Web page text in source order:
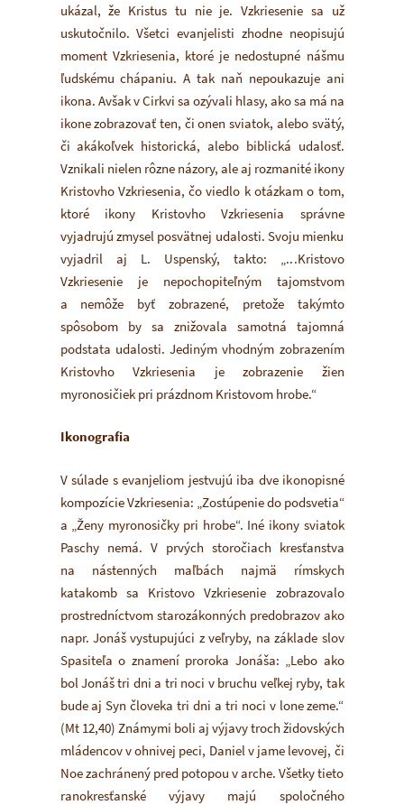
ukázal, že Kristus tu nie je. Vzkriesenie sa už
uskutočnilo. Všetci evanjelisti zhodne neopisujú
moment Vzkriesenia, ktoré je nedostupné nášmu
ľudskému chápaniu. A tak naň nepoukazuje ani
ikona. Avšak v Cirkvi sa ozývali hlasy, ako sa má na
ikone zobrazovať ten, či onen sviatok, alebo svätý,
či akákoľvek historická, alebo biblická udalosť.
Vznikali nielen rôzne názory, ale aj rozmanité ikony
Kristovho Vzkriesenia, čo viedlo k otázkam o tom,
ktoré ikony Kristovho Vzkriesenia správne
vyjadrujú zmysel posvätnej udalosti. Svoju mienku
vyjadril aj L. Uspenský, takto: „...Kristovo
Vzkriesenie je nepochopiteľným tajomstvom
a nemôže byť zobrazené, pretože takýmto
spôsobom by sa znižovala samotná tajomná
podstata udalosti. Jediným vhodným zobrazením
Kristovho Vzkriesenia je zobrazenie žien
myronosičiek pri prázdnom Kristovom hrobe.“
Ikonografia
V súlade s evanjeliom jestvujú iba dve ikonopisné
kompozície Vzkriesenia: „Zostúpenie do podsvetia“
a „Ženy myronosičky pri hrobe“. Iné ikony sviatok
Paschy nemá. V prvých storočiach kresťanstva
na nástenných maľbách najmä rímskych
katakomb sa Kristovo Vzkriesenie zobrazovalo
prostredníctvom starozákonných predobrazov ako
napr. Jonáš vystupujúci z veľryby, na základe slov
Spasiteľa o znamení proroka Jonáša: „Lebo ako
bol Jonáš tri dni a tri noci v bruchu veľkej ryby, tak
bude aj Syn človeka tri dni a tri noci v lone zeme.“
(Mt 12,40) Známymi boli aj výjavy troch židovských
mládencov v ohnivej peci, Daniel v jame levovej, či
Noe zachránený pred potopou v arche. Všetky tieto
ranokresťanské výjavy majú spoločného